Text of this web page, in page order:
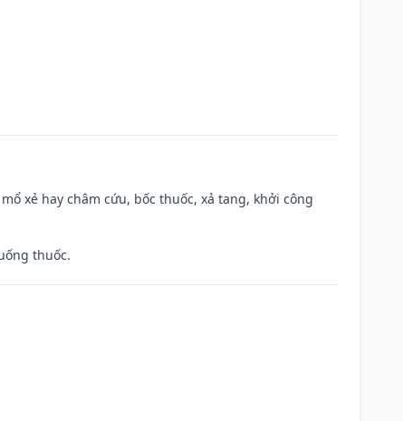
xẻ hay châm cứu, bốc thuốc, xả tang, khởi công
thuốc.